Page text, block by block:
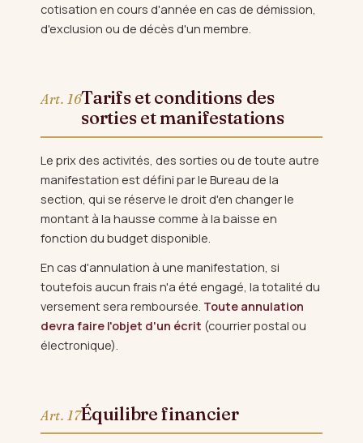
cotisation en cours d'année en cas de démission,
d'exclusion ou de décès d'un membre.
Art. 16Tarifs et conditions des
sorties et manifestations
Le prix des activités, des sorties ou de toute autre
manifestation est défini par le Bureau de la
section, qui se réserve le droit d'en changer le
montant à la hausse comme à la baisse en
fonction du budget disponible.
En cas d'annulation à une manifestation, si
toutefois aucun frais n'a été engagé, la totalité du
versement sera remboursée. Toute annulation
devra faire l'objet d'un écrit (courrier postal ou
électronique).
Art. 17Équilibre financier